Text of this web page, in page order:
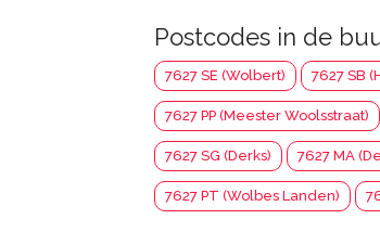
Postcodes in de
7627 SE (Wolbert) 7627 SB
7627 PP (Meester Woolsstraat)
7627 SG (Derks) 7627 MA
7627 PT (Wolbes Landen)